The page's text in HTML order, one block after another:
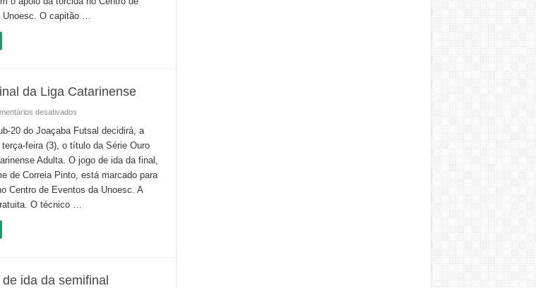
da
final
Unoesc. O capitão …
da Liga Catarinense
desativadosem
20
do
Joaçaba
Correia
Pinto
pela
final
20 do Joaçaba Futsal decidirá, a
feira (3), o título da Série Ouro
Adulta. O jogo de ida da final,
de Correia Pinto, está marcado para
Centro de Eventos da Unoesc. A
O técnico …
ida da semifinal